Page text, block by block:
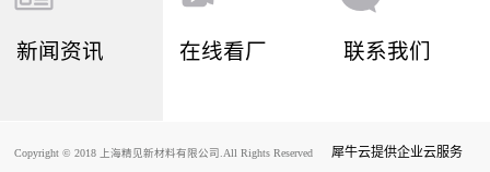
新闻资讯 在线看厂 联系我们
Copyright © 2018 上海精见新材料有限公司.All Rights Reserved 犀牛云提供企业云服务